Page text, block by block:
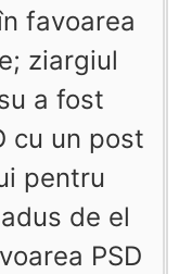
favoarea
ziargiul
a fost
cu un post
pentru
de el
PSD